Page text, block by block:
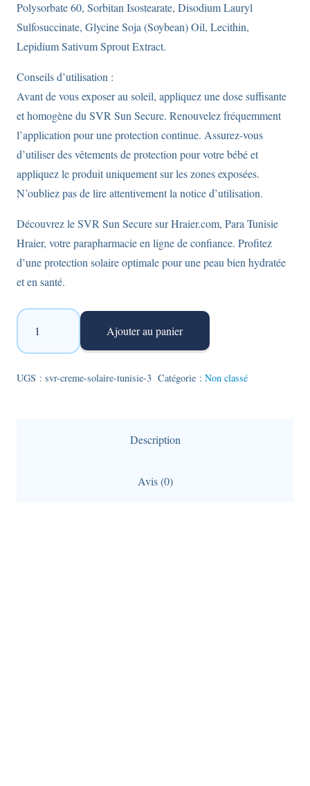
Polysorbate 60, Sorbitan Isostearate, Disodium Lauryl
Sulfosuccinate, Glycine Soja (Soybean) Oil, Lecithin,
Lepidium Sativum Sprout Extract.
Conseils d’utilisation :
Avant de vous exposer au soleil, appliquez une dose suffisante
et homogène du SVR Sun Secure. Renouvelez fréquemment
l’application pour une protection continue. Assurez-vous
d’utiliser des vêtements de protection pour votre bébé et
appliquez le produit uniquement sur les zones exposées.
N’oubliez pas de lire attentivement la notice d’utilisation.
Découvrez le SVR Sun Secure sur Hraier.com, Para Tunisie
Hraier, votre parapharmacie en ligne de confiance. Profitez
d’une protection solaire optimale pour une peau bien hydratée
et en santé.
quantité
SVR
Sun
Ajouter au panier
UGS : svr-creme-solaire-tunisie-3 Catégorie : Non classé
Description
Avis (0)